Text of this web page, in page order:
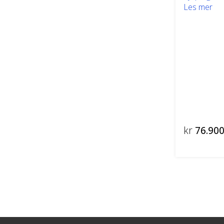
Les mer
kr